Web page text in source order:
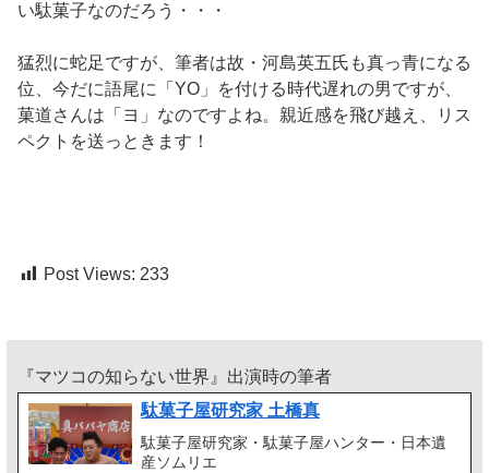
い駄菓子なのだろう・・・
猛烈に蛇足ですが、筆者は故・河島英五氏も真っ青になる
位、今だに語尾に「YO」を付ける時代遅れの男ですが、
菓道さんは「ヨ」なのですよね。親近感を飛び越え、リス
ペクトを送っときます！
Post Views: 233
『マツコの知らない世界』出演時の筆者
駄菓子屋研究家 土橋真
駄菓子屋研究家・駄菓子屋ハンター・日本遺
産ソムリエ